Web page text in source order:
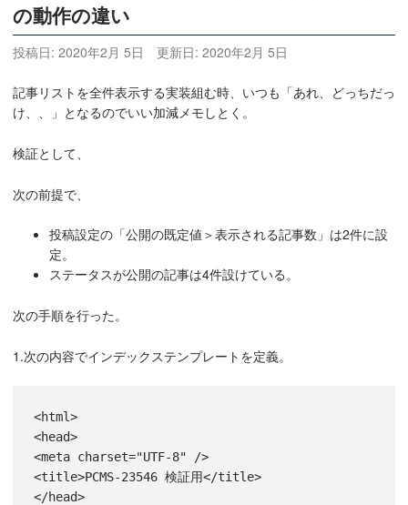
の動作の違い
投稿日: 2020年2月 5日 更新日: 2020年2月 5日
記事リストを全件表示する実装組む時、いつも「あれ、どっちだっ
け、、」となるのでいい加減メモしとく。
検証として、
次の前提で、
投稿設定の「公開の既定値＞表示される記事数」は2件に設
定。
ステータスが公開の記事は4件設けている。
次の手順を行った。
1.次の内容でインデックステンプレートを定義。
<html>
<head>
<meta charset="UTF-8" />
<title>PCMS-23546 検証用</title>
</head>